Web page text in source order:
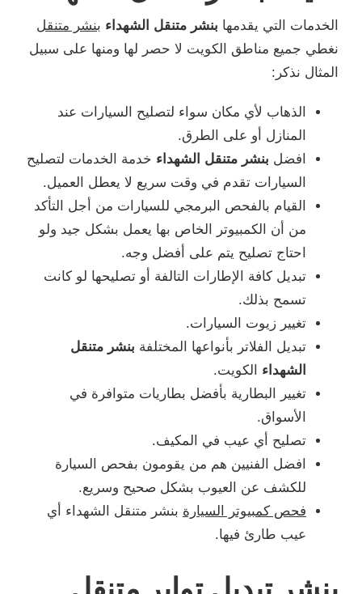
الخدمات التي يقدمها بنشر متنقل الشهداء بنشر متنقل
نغطي جميع مناطق الكويت لا حصر لها ومنها على سبيل
المثال نذكر:
الذهاب لأي مكان سواء لتصليح السيارات عند
المنازل أو على الطرق.
افضل بنشر متنقل الشهداء خدمة الخدمات لتصليح
السيارات تقدم في وقت سريع لا يعطل العميل.
القيام بالفحص البرمجي للسيارات من أجل التأكد
من أن الكمبيوتر الخاص بها يعمل بشكل جيد ولو
احتاج تصليح يتم على أفضل وجه.
تبديل كافة الإطارات التالفة أو تصليحها لو كانت
تسمح بذلك.
تغيير زيوت السيارات.
تبديل الفلاتر بأنواعها المختلفة بنشر متنقل
الشهداء الكويت.
تغيير البطارية بأفضل بطاريات متوافرة في
الأسواق.
تصليح أي عيب في المكيف.
افضل الفنيين هم من يقومون بفحص السيارة
للكشف عن العيوب بشكل صحيح وسريع.
فحص كمبيوتر السيارة بنشر متنقل الشهداء أي
عيب طارئ فيها.